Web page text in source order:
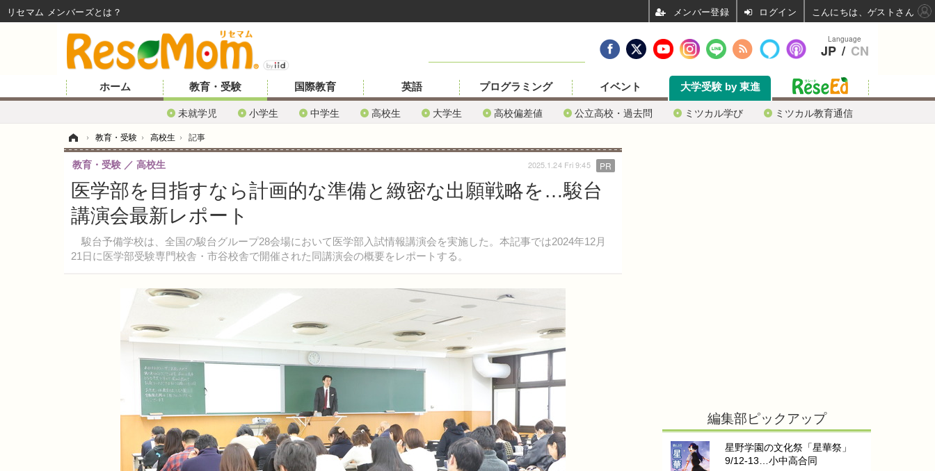
ホーム 教育・受験
未就学児 小学生 中学生 高校生 大学生 高校偏差値 公立高校・過去問 ミツカル学び ミツカル教育通信
国際教育 英語 プログラミング イベント 大学受験 by 東進
› 教育・受験 › 高校生 › 記事
医学部を目指すなら計画的な準備と緻密な出願戦略を…駿台
講演会最新レポート
駿台予備学校は、全国の駿台グループ28会場において医学部入試情報講演会を実施した。本記事では2024年12月
21日に医学部受験専門校舎・市谷校舎で開催された同講演会の概要をレポートする。
教育・受験 高校生 2025.1.24 Fri 9:45 PR
編集部ピックアップ
星野学園の文化祭「星華祭」
9/12-13…小中高合同
Language
JP / CN
リセマム メンバーズ ログイン こんにちは、ゲストさん